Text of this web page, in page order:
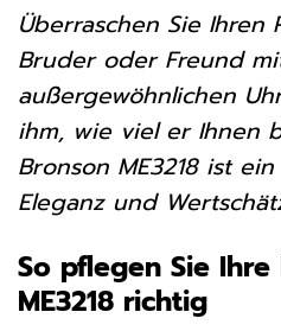
Überraschen Sie Ihren
Bruder oder Freund
außergewöhnlichen
ihm, wie viel er Ihnen
Bronson ME3218 ist
Eleganz und
So pflegen Sie Ihre
ME3218 richtig